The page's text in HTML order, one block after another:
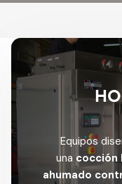
Equipos
unacocción
ahumado